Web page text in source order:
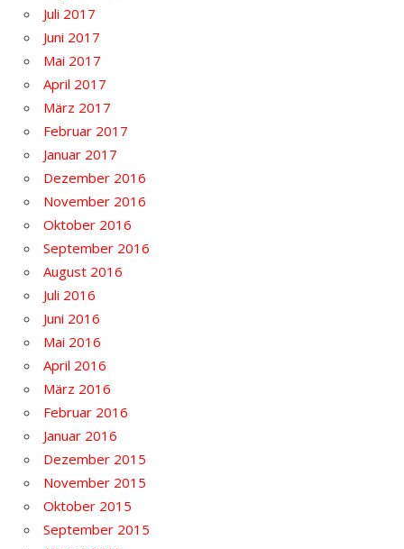
Juli 2017
Juni 2017
Mai 2017
April 2017
März 2017
Februar 2017
Januar 2017
Dezember 2016
November 2016
Oktober 2016
September 2016
August 2016
Juli 2016
Juni 2016
Mai 2016
April 2016
März 2016
Februar 2016
Januar 2016
Dezember 2015
November 2015
Oktober 2015
September 2015